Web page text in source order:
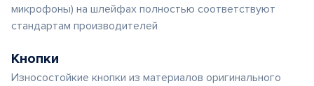
микрофоны) на шлейфах полностью соответствуют
стандартам производителей
Кнопки
Износостойкие кнопки из материалов оригинального